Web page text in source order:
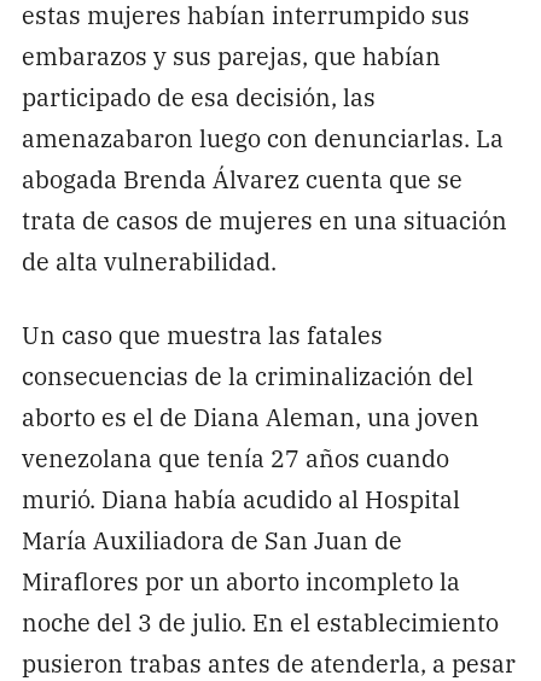
estas mujeres habían interrumpido sus
embarazos y sus parejas, que habían
participado de esa decisión, las
amenazabaron luego con denunciarlas. La
abogada Brenda Álvarez cuenta que se
trata de casos de mujeres en una situación
de alta vulnerabilidad.
Un caso que muestra las fatales
consecuencias de la criminalización del
aborto es el de Diana Aleman, una joven
venezolana que tenía 27 años cuando
murió. Diana había acudido al Hospital
María Auxiliadora de San Juan de
Miraflores por un aborto incompleto la
noche del 3 de julio. En el establecimiento
pusieron trabas antes de atenderla, a pesar